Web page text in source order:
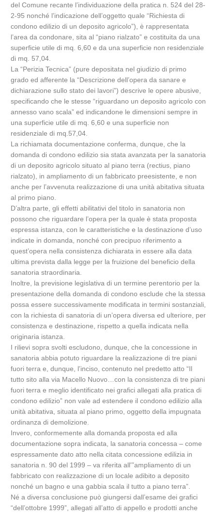
del Comune recante l’individuazione della pratica n. 524 del 28-
2-95 nonché l’indicazione dell’oggetto quale “Richiesta di
condono edilizio di un deposito agricolo”), è rappresentata
l’area da condonare, sita al “piano rialzato” e costituita da una
superficie utile di mq. 6,60 e da una superficie non residenziale
di mq. 57,04.
La “Perizia Tecnica” (pure depositata nel giudizio di primo
grado ed afferente la “Descrizione dell’opera da sanare e
dichiarazione sullo stato dei lavori”) descrive le opere abusive,
specificando che le stesse “riguardano un deposito agricolo con
annesso vano scala” ed indicandone le dimensioni sempre in
una superficie utile di mq. 6,60 e una superficie non
residenziale di mq.57,04.
La richiamata documentazione conferma, dunque, che la
domanda di condono edilizio sia stata avanzata per la sanatoria
di un deposito agricolo situato al piano terra (rectius, piano
rialzato), in ampliamento di un fabbricato preesistente, e non
anche per l’avvenuta realizzazione di una unità abitativa situata
al primo piano.
D’altra parte, gli effetti abilitativi del titolo in sanatoria non
possono che riguardare l’opera per la quale è stata proposta
espressa istanza, con le caratteristiche e la destinazione d’uso
indicate in domanda, nonché con precipuo riferimento a
quest’opera nella consistenza dichiarata in essere alla data
ultima prevista dalla legge per la fruizione del beneficio della
sanatoria straordinaria.
Inoltre, la previsione legislativa di un termine perentorio per la
presentazione della domanda di condono esclude che la stessa
possa essere successivamente modificata in termini sostanziali,
con la richiesta di sanatoria di un’opera diversa ed ulteriore, per
consistenza e destinazione, rispetto a quella indicata nella
originaria istanza.
I rilievi sopra svolti escludono, dunque, che la concessione in
sanatoria abbia potuto riguardare la realizzazione di tre piani
fuori terra e, dunque, l’inciso, contenuto nel predetto atto “Il
tutto sito alla via Macello Nuovo…con la consistenza di tre piani
fuori terra e meglio identificato nei grafici allegati alla pratica di
condono edilizio” non vale ad estendere il condono edilizio alla
unità abitativa, situata al piano primo, oggetto della impugnata
ordinanza di demolizione.
Invero, conformemente alla domanda proposta ed alla
documentazione sopra indicata, la sanatoria concessa – come
espressamente dato atto nella citata concessione edilizia in
sanatoria n. 90 del 1999 – va riferita all'”ampliamento di un
fabbricato con realizzazione di un locale adibito a deposito
nonché un bagno e una gabbia scala il tutto a piano terra”.
Né a diversa conclusione può giungersi dall’esame dei grafici
“dell’ottobre 1999”, allegati all’atto di appello e prodotti anche